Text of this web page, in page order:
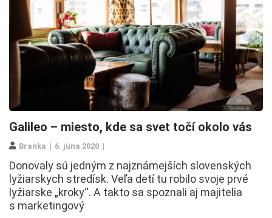
Galileo – miesto, kde sa svet točí okolo vás
Branka 6. júna 2020
Donovaly sú jedným z najznámejších slovenských
lyžiarskych stredísk. Veľa detí tu robilo svoje prvé
lyžiarske „kroky“. A takto sa spoznali aj majitelia
s marketingový